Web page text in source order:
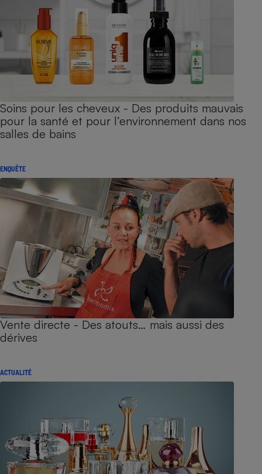
Soins pour les cheveux - Des produits mauvais
pour la santé et pour l’environnement dans nos
salles de bains
ENQUÊTE
Vente directe - Des atouts… mais aussi des
dérives
ACTUALITÉ